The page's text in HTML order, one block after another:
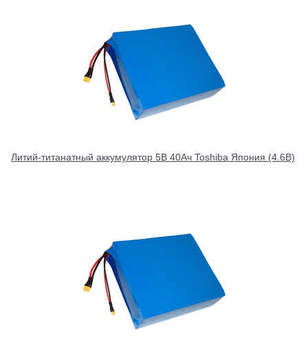
Литий-титанатный аккумулятор 5В 40Ач Toshiba Япония (4.6В)